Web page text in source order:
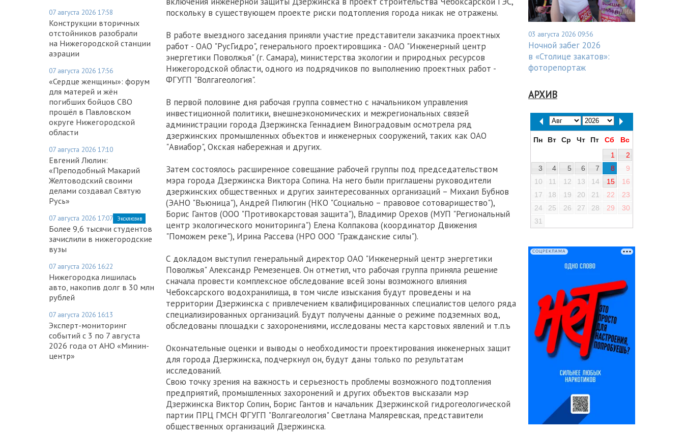
07 августа 2026 17:58
Конструкции вторичных
отстойников разобрали
на Нижегородской станции
аэрации
07 августа 2026 17:56
«Сердце женщины»: форум
для матерей и жён
погибших бойцов СВО
прошёл в Павловском
округе Нижегородской
области
07 августа 2026 17:10
Евгений Люлин:
«Преподобный Макарий
Желтоводский своими
делами создавал Святую
Русь»
07 августа 2026 17:07 Эксклюзив
Более 9,6 тысячи студентов
зачислили в нижегородские
вузы
07 августа 2026 16:22
Нижегородка лишилась
авто, накопив долг в 30 млн
рублей
07 августа 2026 16:13
Эксперт-мониторинг
событий с 3 по 7 августа
2026 года от АНО «Минин-
центр»
поскольку в существующем проекте риски подтопления города никак не отражены.
В работе выездного заседания приняли участие представители заказчика проектных
работ - ОАО "РусГидро", генерального проектировщика - ОАО "Инженерный центр
энергетики Поволжья" (г. Самара), министерства экологии и природных ресурсов
Нижегородской области, одного из подрядчиков по выполнению проектных работ -
ФГУГП "Волгагеология".
В первой половине дня рабочая группа совместно с начальником управления
инвестиционной политики, внешнеэкономических и межрегиональных связей
администрации города Дзержинска Геннадием Виноградовым осмотрела ряд
дзержинских промышленных объектов и инженерных сооружений, таких как ОАО
"Авиабор", Окская набережная и других.
Затем состоялось расширенное совещание рабочей группы под председательством
мэра города Дзержинска Виктора Сопина. На него были приглашены руководители
дзержинских общественных и других заинтересованных организаций – Михаил Бубнов
(ЭАНО "Вьюница"), Андрей Пилюгин (НКО "Социально – правовое сотоварищество"),
Борис Гантов (ООО "Противокарстовая защита"), Владимир Орехов (МУП "Региональный
центр экологического мониторинга") Елена Колпакова (координатор Движения
"Поможем реке"), Ирина Рассева (НРО ООО "Гражданские силы").
С докладом выступил генеральный директор ОАО "Инженерный центр энергетики
Поволжья" Александр Ремезенцев. Он отметил, что рабочая группа приняла решение
сначала провести комплексное обследование всей зоны возможного влияния
Чебоксарского водохранилища, в том числе изыскания будут проведены и на
территории Дзержинска с привлечением квалифицированных специалистов целого ряда
специализированных организаций. Будут получены данные о режиме подземных вод,
обследованы площадки с захоронениями, исследованы места карстовых явлений и т.п.ъ
Окончательные оценки и выводы о необходимости проектирования инженерных защит
для города Дзержинска, подчеркнул он, будут даны только по результатам
исследований.
Свою точку зрения на важность и серьезность проблемы возможного подтопления
предприятий, промышленных захоронений и других объектов высказали мэр
Дзержинска Виктор Сопин, Борис Гантов и начальник Дзержинской гидрогеологической
партии ПРЦ ГМСН ФГУГП "Волгагеология" Светлана Маляревская, представители
общественных организаций Дзержинска.
03 августа 2026 09:56
Ночной забег 2026
в «Столице закатов»:
фоторепортаж
АРХИВ
Пн Вт Ср Чт Пт Сб
Вс
1
2
3
4 5 6 7 8
9
10
11 12 13 14 15
16
17
18 19 20 21 22
23
24
25 26 27 28 29
30
31
СОЦРЕКЛАМА